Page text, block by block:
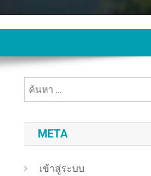
META
เข้าสู่ระบบ